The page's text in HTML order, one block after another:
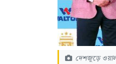
দেশজুড়ে